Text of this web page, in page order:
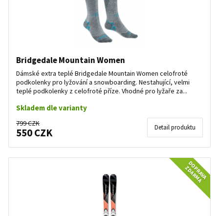
Bridgedale Mountain Women
Dámské extra teplé Bridgedale Mountain Women celofroté
podkolenky pro lyžování a snowboarding. Nestahující, velmi
teplé podkolenky z celofroté příze. Vhodné pro lyžaře za...
Skladem dle varianty
799 CZK
550 CZK Detail produktu
DOPRAVA
ZDARMA